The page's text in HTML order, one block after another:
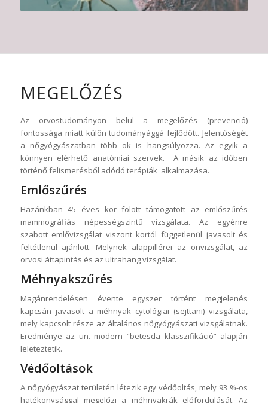
MEGELŐZÉS
Az orvostudományon belül a megelőzés (prevenció)
fontossága miatt külön tudományággá fejlődött. Jelentőségét
a nőgyógyászatban több ok is hangsúlyozza. Az egyik a
könnyen elérhető anatómiai szervek. A másik az időben
történő felismerésből adódó terápiák alkalmazása.
Emlőszűrés
Hazánkban 45 éves kor fölött támogatott az emlőszűrés
mammográfiás népességszintű vizsgálata. Az egyénre
szabott emlővizsgálat viszont kortól függetlenül javasolt és
feltétlenül ajánlott. Melynek alappillérei az önvizsgálat, az
orvosi áttapintás és az ultrahang vizsgálat.
Méhnyakszűrés
Magánrendelésen évente egyszer történt megjelenés
kapcsán javasolt a méhnyak cytológiai (sejttani) vizsgálata,
mely kapcsolt része az általános nőgyógyászati vizsgálatnak.
Eredménye az un. modern “betesda klasszifikáció” alapján
leleteztetik.
Védőoltások
A nőgyógyászat területén létezik egy védőoltás, mely 93 %-os
hatékonysággal megelőzi a méhnyakrák előfordulását. Az